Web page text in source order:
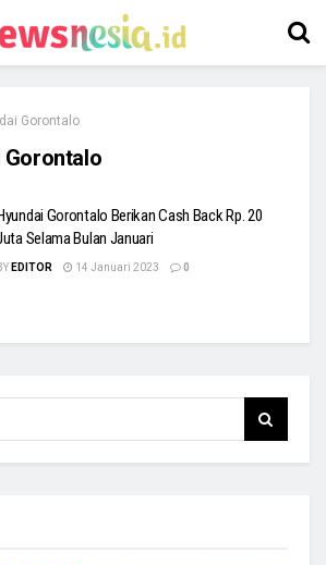
Gorontalo
Gorontalo
Gorontalo Berikan Cash Back Rp. 20
Selama Bulan Januari
EDITOR 14 Januari 2023 0